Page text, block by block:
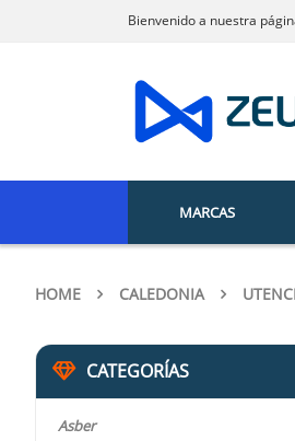
Bienvenido a nuestra
MARCAS
HOME CALEDONIA
CATEGORÍAS
Asber